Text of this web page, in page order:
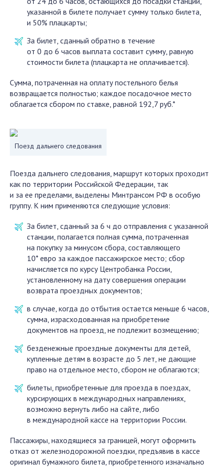
указанной в билете получает сумму только билета,
и 50% плацкарты;
За билет, сданный обратно в течение
от 0 до 6 часов выплата составит сумму, равную
стоимости билета (плацкарта не оплачивается).
Сумма, потраченная на оплату постельного белья
возвращается полностью; каждое посадочное место
облагается сбором по ставке, равной 192,7 руб.*
Поезд дальнего следования
Поезда дальнего следования, маршрут которых проходит
как по территории Российской Федерации, так
и за ее пределами, выделены Минтрансом РФ в особую
группу. К ним применяются следующие условия:
За билет, сданный за 6 ч до отправления с указанной
станции, полагается полная сумма, потраченная
на покупку за минусом сбора, составляющего
10* евро за каждое пассажирское место; сбор
начисляется по курсу Центробанка России,
установленному на дату совершения операции
возврата проездных документов;
в случае, когда до отбытия остается меньше 6 часов,
сумма, израсходованная на приобретение
документов на проезд, не подлежит возмещению;
безденежные проездные документы для детей,
купленные детям в возрасте до 5 лет, не дающие
право на отдельное место, сбором не облагаются;
билеты, приобретенные для проезда в поездах,
курсирующих в международных направлениях,
возможно вернуть либо на сайте, либо
в международной кассе на территории России.
Пассажиры, находящиеся за границей, могут оформить
отказ от железнодорожной поездки, предъявив в кассе
оригинал бумажного билета, приобретенного изначально